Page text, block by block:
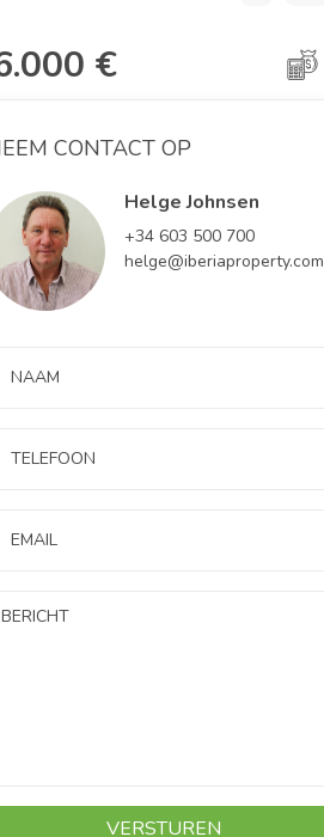
€
CONTACT OP
Helge Johnsen
+34 603 500 700
helge@iberiaproperty.com